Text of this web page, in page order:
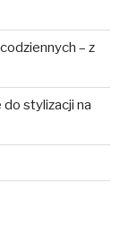
– z
stylizacji na